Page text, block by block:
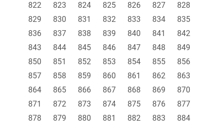
822
823 824 825 826 827
828
829
830 831 832 833 834
835
836
837 838 839 840 841
842
843
844 845 846 847 848
849
850
851 852 853 854 855
856
857
858 859 860 861 862
863
864
865 866 867 868 869
870
871
872 873 874 875 876
877
878
879 880 881 882 883
884